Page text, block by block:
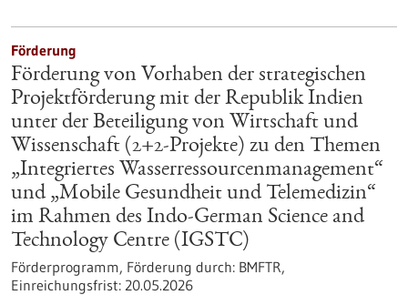
Förderung
Förderung von Vorhaben der strategischen
Projektförderung mit der Republik Indien
unter der Beteiligung von Wirtschaft und
Wissenschaft (2+2-Projekte) zu den Themen
„Integriertes Wasserressourcenmanagement“
und „Mobile Gesundheit und Telemedizin“
im Rahmen des Indo-German Science and
Technology Centre (IGSTC)
Förderprogramm, Förderung durch: BMFTR,
Einreichungsfrist: 20.05.2026